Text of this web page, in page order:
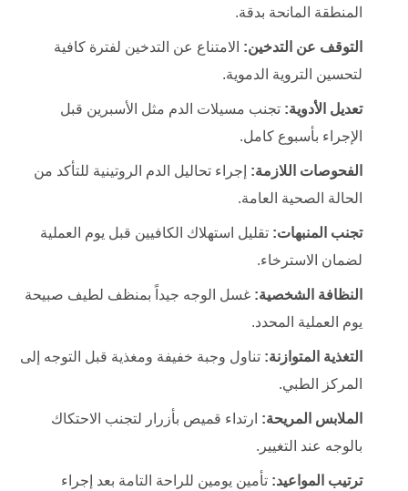
المنطقة المانحة بدقة.
التوقف عن التدخين: الامتناع عن التدخين لفترة كافية
لتحسين التروية الدموية.
تعديل الأدوية: تجنب مسيلات الدم مثل الأسبرين قبل
الإجراء بأسبوع كامل.
الفحوصات اللازمة: إجراء تحاليل الدم الروتينية للتأكد من
الحالة الصحية العامة.
تجنب المنبهات: تقليل استهلاك الكافيين قبل يوم العملية
لضمان الاسترخاء.
النظافة الشخصية: غسل الوجه جيداً بمنظف لطيف صبيحة
يوم العملية المحدد.
التغذية المتوازنة: تناول وجبة خفيفة ومغذية قبل التوجه إلى
المركز الطبي.
الملابس المريحة: ارتداء قميص بأزرار لتجنب الاحتكاك
بالوجه عند التغيير.
ترتيب المواعيد: تأمين يومين للراحة التامة بعد إجراء